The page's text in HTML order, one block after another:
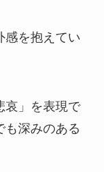
感を抱えてい
哀」を表現で
も深みのある